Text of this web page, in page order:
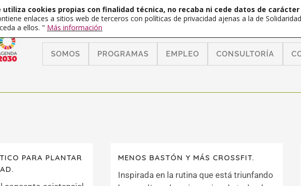
SOMOS PROGRAMAS EMPLEO CONSULTORÍA
PARA PLANTAR
MENOS BASTÓN Y MÁS CROSSFIT.
Inspirada en la rutina que está triunfando
cookies propias con finalidad técnica, no recaba ni cede datos de
enlaces a sitios web de terceros con políticas de privacidad ajenas a la de
a ellos. " Más información